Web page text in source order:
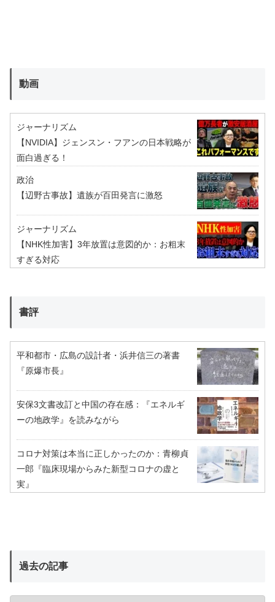
動画
ジャーナリズム
【NVIDIA】ジェンスン・フアンの日本戦略が
面白過ぎる！
政治
【辺野古事故】遺族が百田発言に激怒
ジャーナリズム
【NHK性加害】3年放置は意図的か：お粗末
すぎる対応
書評
平和都市・広島の設計者・浜井信三の著書
『原爆市長』
安保3文書改訂と中国の存在感：『エネルギ
ーの地政学』を読みながら
コロナ対策は本当に正しかったのか：青柳貞
一郎『臨床現場からみた新型コロナの虚と
実』
過去の記事